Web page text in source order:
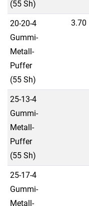
(55 Sh)
20-20-4
Gummi-
Metall-
Puffer
(55 Sh)
3.70
25-13-4
Gummi-
Metall-
Puffer
(55 Sh)
25-17-4
Gummi-
Metall-